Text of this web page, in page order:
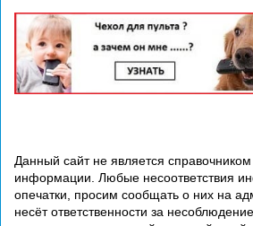
Данный сайт не является
информации. Любые несоответствия
опечатки, просим сообщать о них на
несёт ответственности за